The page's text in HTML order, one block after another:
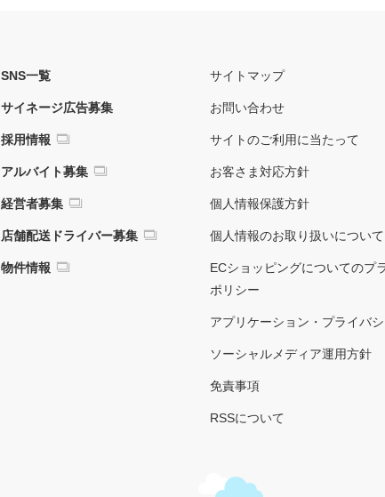
SNS一覧
サイネージ広告募集
採用情報
アルバイト募集
経営者募集
店舗配送ドライバー募集
物件情報
サイトマップ
お問い合わせ
サイトのご利用に当たって
お客さま対応方針
個人情報保護方針
個人情報のお取り扱いについて
ECショッピングについてのプ
ポリシー
アプリケーション・プライバ
ソーシャルメディア運用方針
免責事項
RSSについて